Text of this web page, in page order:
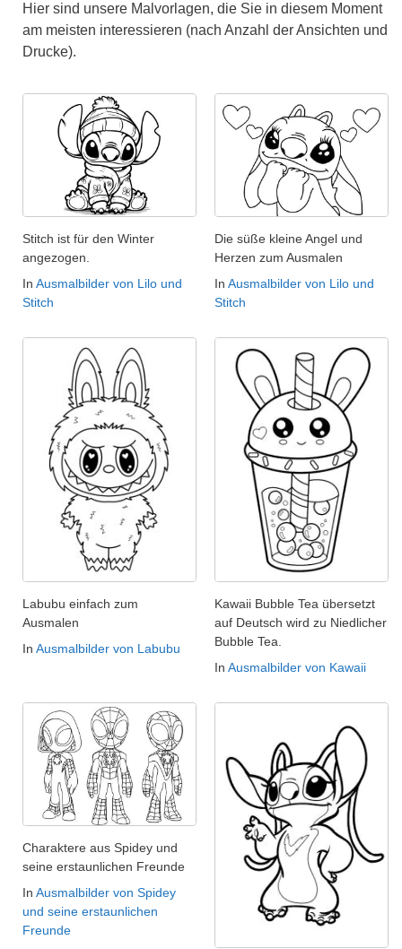
Hier sind unsere Malvorlagen, die Sie in diesem Moment
am meisten interessieren (nach Anzahl der Ansichten und
Drucke).
Stitch ist für den Winter
angezogen.
In Ausmalbilder von Lilo und
Stitch
Die süße kleine Angel und
Herzen zum Ausmalen
In Ausmalbilder von Lilo und
Stitch
Labubu einfach zum
Ausmalen
In Ausmalbilder von Labubu
Kawaii Bubble Tea übersetzt
auf Deutsch wird zu Niedlicher
Bubble Tea.
In Ausmalbilder von Kawaii
Charaktere aus Spidey und
seine erstaunlichen Freunde
In Ausmalbilder von Spidey
und seine erstaunlichen
Freunde